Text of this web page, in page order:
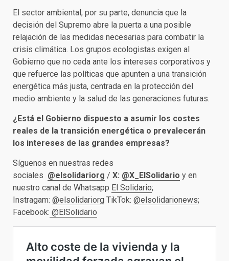
El sector ambiental, por su parte, denuncia que la
decisión del Supremo abre la puerta a una posible
relajación de las medidas necesarias para combatir la
crisis climática. Los grupos ecologistas exigen al
Gobierno que no ceda ante los intereses corporativos y
que refuerce las políticas que apunten a una transición
energética más justa, centrada en la protección del
medio ambiente y la salud de las generaciones futuras.
¿Está el Gobierno dispuesto a asumir los costes
reales de la transición energética o prevalecerán
los intereses de las grandes empresas?
Síguenos en nuestras redes
sociales @elsolidariorg / X: @X_ElSolidario y en
nuestro canal de Whatsapp El Solidario;
Instragam: @elsolidariorg TikTok: @elsolidarionews;
Facebook: @ElSolidario